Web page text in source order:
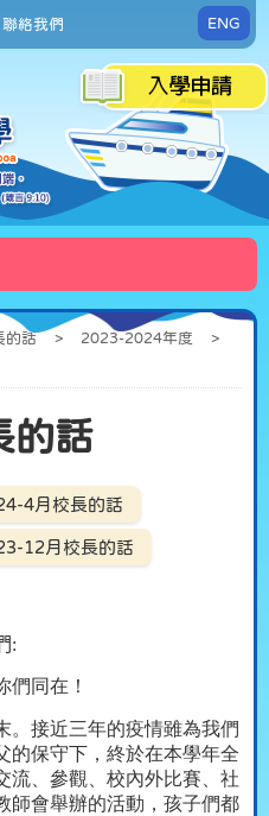
聯絡我們 ENG
的話 > 2023-2024年度
>
的話
4月校長的話
12月校長的話
:
們同在！
。接近三年的疫情雖為我們
的保守下，終於在本學年全
流、參觀、校內外比賽、社
師會舉辦的活動，孩子們都